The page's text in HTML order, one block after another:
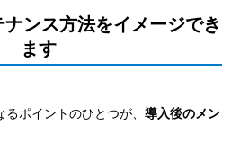
ンス方法をイメージでき
ます
ポイントのひとつが、 導入後のメン